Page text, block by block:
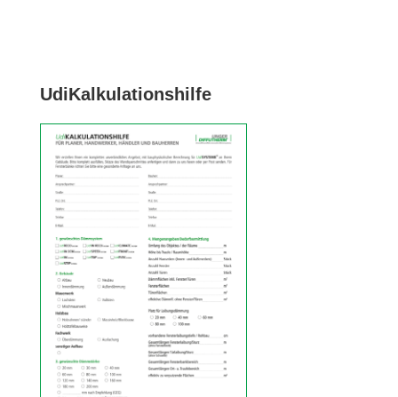
Udi­Kal­ku­la­ti­ons­hilfe